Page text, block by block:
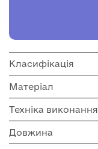
Класифікація
Матеріал
Техніка виконання
Довжина